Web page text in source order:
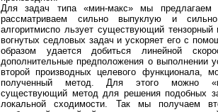
Для задач типа «мин-макс» мы
рассматриваем сильно выпуклую и
алгоритмиспо льзует существующий
вогнутых седловых задач и ускоряет его с
образом удается добиться линейной
дополнительные предположения о выполнении
второй производных целевого функционала,
полученный метод. Для этого можно
существующий метод для решения подобных
локальной сходимости. Так мы получаем